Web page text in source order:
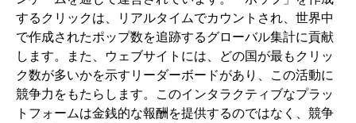
するクリックは、リアルタイムでカウントされ、世界中
で作成されたポップ数を追跡するグローバル集計に貢献
します。また、ウェブサイトには、どの国が最もクリッ
ク数が多いかを示すリーダーボードがあり、この活動に
競争力をもたらします。このインタラクティブなプラッ
トフォームは金銭的な報酬を提供するのではなく、競争